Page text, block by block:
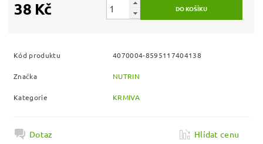
38 Kč
Kód produktu 4070004-8595117404138
Značka NUTRIN
Kategorie KRMIVA
Dotaz Hlídat cenu